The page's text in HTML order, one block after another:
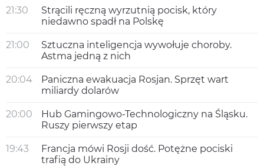
21:30
Strącili ręczną wyrzutnią pocisk, który
niedawno spadł na Polskę
21:00
Sztuczna inteligencja wywołuje choroby.
Astma jedną z nich
20:04
Paniczna ewakuacja Rosjan. Sprzęt wart
miliardy dolarów
20:00
Hub Gamingowo-Technologiczny na Śląsku.
Ruszy pierwszy etap
19:43
Francja mówi Rosji dość. Potężne pociski
trafią do Ukrainy